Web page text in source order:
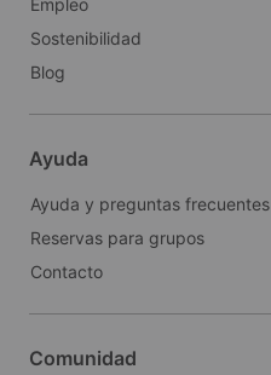
Empleo
Sostenibilidad
Blog
Ayuda
Ayuda y preguntas frecuentes
Reservas para grupos
Contacto
Comunidad